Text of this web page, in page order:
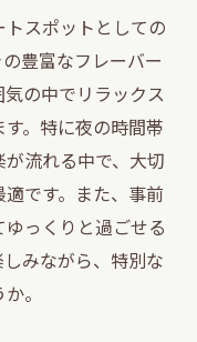
スポットとしての
豊富なフレーバー
の中でリラックス
。特に夜の時間帯
流れる中で、大切
です。また、事前
っくりと過ごせる
みながら、特別な
。